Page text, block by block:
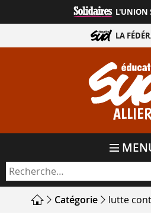
directement
contenu
L'UNION
LA
Catégorie lutte